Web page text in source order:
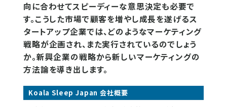
向に合わせてスピーディーな意思決定も必要で
す。こうした市場で顧客を増やし成長を遂げるス
タートアップ企業では、どのようなマーケティング
戦略が企画され、また実行されているのでしょう
か。新興企業の戦略から新しいマーケティングの
方法論を導き出します。
Koala Sleep Japan 会社概要